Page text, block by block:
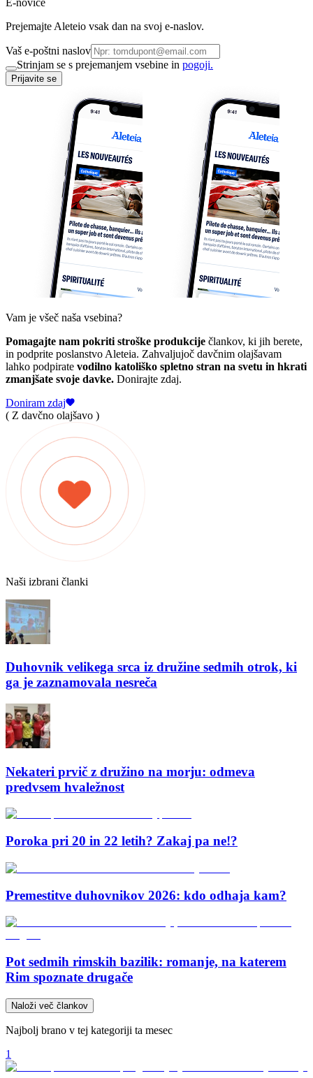
Prejemajte Aleteio vsak dan na svoj e-naslov.
Vaš e-poštni naslov
Strinjam se s prejemanjem vsebine in pogoji.
Prijavite se
Vam je všeč naša vsebina?
Pomagajte nam pokriti stroške produkcije člankov, ki jih berete,
in podprite poslanstvo Aleteia. Zahvaljujoč davčnim olajšavam
lahko podpirate vodilno katoliško spletno stran na svetu in hkrati
zmanjšate svoje davke. Donirajte zdaj.
Doniram zdaj
( Z davčno olajšavo )
Naši izbrani članki
Duhovnik velikega srca iz družine sedmih otrok, ki
ga je zaznamovala nesreča
Nekateri prvič z družino na morju: odmeva
predvsem hvaležnost
Poroka pri 20 in 22 letih? Zakaj pa ne!?
Premestitve duhovnikov 2026: kdo odhaja kam?
Pot sedmih rimskih bazilik: romanje, na katerem
Rim spoznate drugače
Naloži več člankov
Najbolj brano v tej kategoriji ta mesec
1